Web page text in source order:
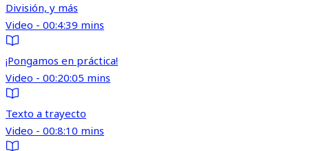
División, y más
Video - 00:4:39 mins
¡Pongamos en práctica!
Video - 00:20:05 mins
Texto a trayecto
Video - 00:8:10 mins